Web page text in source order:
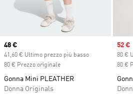
Current price
48 €
41,60 € Ultimo prezzo più basso
80 € Prezzo originale
Gonna Mini PLEATHER
Donna Originals
Sale
52 €
80 €
80 €